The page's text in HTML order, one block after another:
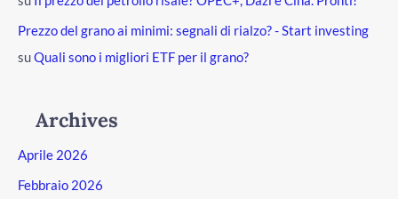
Prezzo del grano ai minimi: segnali di rialzo? - Start investing
suQuali sono i migliori ETF per il grano?
Archives
Aprile 2026
Febbraio 2026